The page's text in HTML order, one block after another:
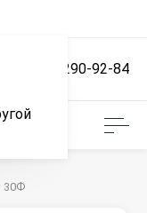
+7 (861) 290-92-84
30Ф